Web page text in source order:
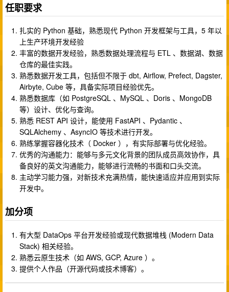
任职要求
扎实的 Python 基础，熟悉现代 Python 开发框架与工具，5 年以
上生产环境开发经验
丰富的数据开发经验，熟悉数据处理流程与 ETL 、数据湖、数据
仓库的最佳实践。
熟悉数据开发工具，包括但不限于 dbt, Airflow, Prefect, Dagster,
Airbyte, Cube 等，具备实际项目经验优先。
熟悉数据库（如 PostgreSQL 、MySQL 、Doris 、MongoDB
等）设计、优化与查询。
熟悉 REST API 设计，能使用 FastAPI 、Pydantic 、
SQLAlchemy 、AsyncIO 等技术进行开发。
熟练掌握容器化技术（ Docker ），有实际部署与优化经验。
优秀的沟通能力：能够与多元文化背景的团队成员高效协作，具
备良好的英文沟通能力，能够进行流畅的书面和口头交流。
主动学习能力强，对新技术充满热情，能快速适应并应用到实际
开发中。
加分项
有大型 DataOps 平台开发经验或现代数据堆栈 (Modern Data
Stack) 相关经验。
熟悉云原生技术（如 AWS, GCP, Azure ）。
提供个人作品（开源代码或技术博客）。